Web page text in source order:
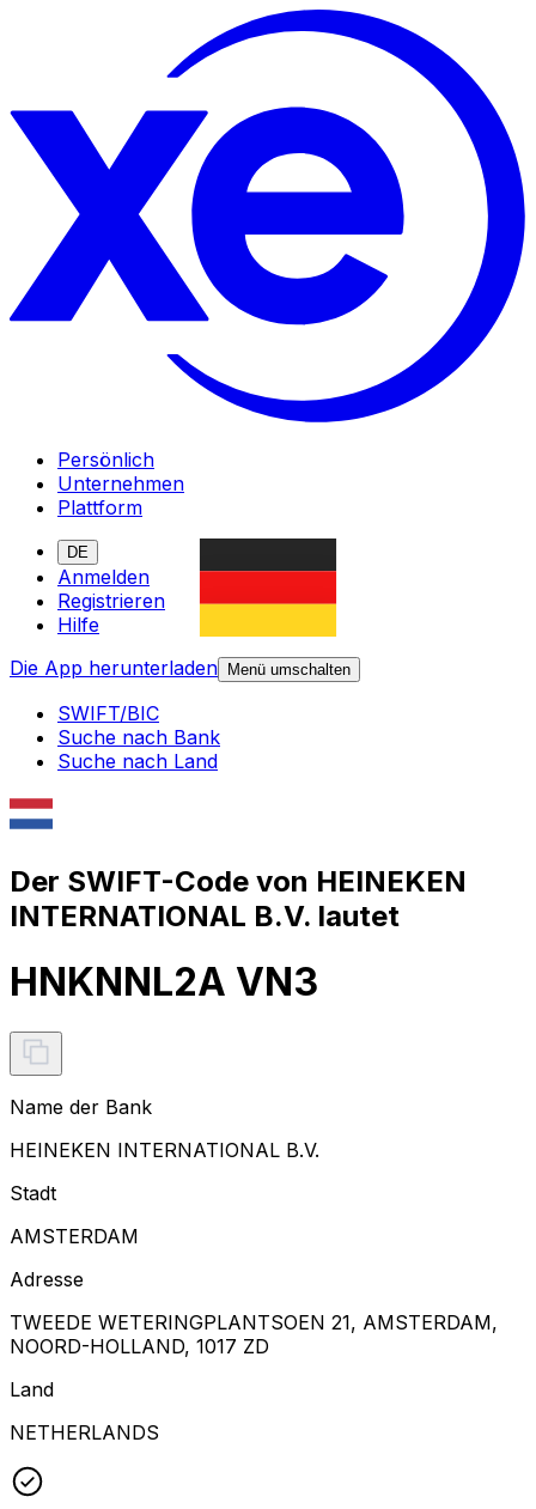
Persönlich
Unternehmen
Plattform
DE
Anmelden
Registrieren
Hilfe
Die App herunterladen
Menü umschalten
SWIFT/BIC
Suche nach Bank
Suche nach Land
Der SWIFT-Code von HEINEKEN
INTERNATIONAL B.V. lautet
HNKNNL2A VN3
Name der Bank
HEINEKEN INTERNATIONAL B.V.
Stadt
AMSTERDAM
Adresse
TWEEDE WETERINGPLANTSOEN 21, AMSTERDAM,
NOORD-HOLLAND, 1017 ZD
Land
NETHERLANDS